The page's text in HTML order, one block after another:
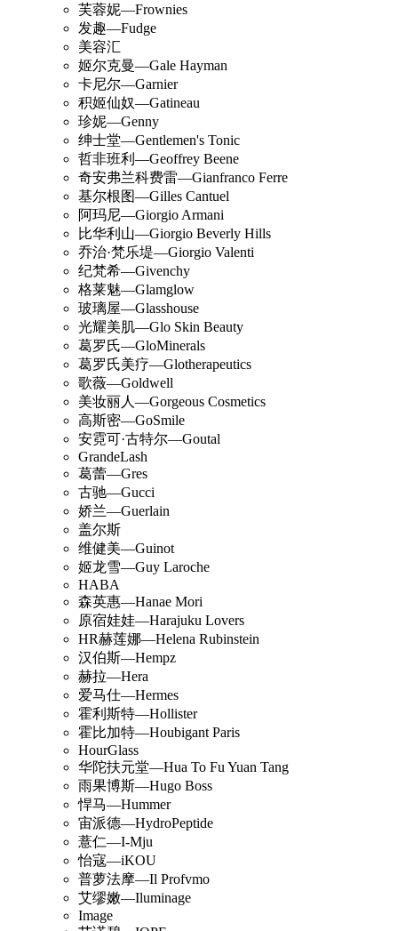
芙蓉妮—Frownies
发趣—Fudge
美容汇
姬尔克曼—Gale Hayman
卡尼尔—Garnier
积姬仙奴—Gatineau
珍妮—Genny
绅士堂—Gentlemen's Tonic
哲非班利—Geoffrey Beene
奇安弗兰科费雷—Gianfranco Ferre
基尔根图—Gilles Cantuel
阿玛尼—Giorgio Armani
比华利山—Giorgio Beverly Hills
乔治·梵乐堤—Giorgio Valenti
纪梵希—Givenchy
格莱魅—Glamglow
玻璃屋—Glasshouse
光耀美肌—Glo Skin Beauty
葛罗氏—GloMinerals
葛罗氏美疗—Glotherapeutics
歌薇—Goldwell
美妆丽人—Gorgeous Cosmetics
高斯密—GoSmile
安霓可·古特尔—Goutal
GrandeLash
葛蕾—Gres
古驰—Gucci
娇兰—Guerlain
盖尔斯
维健美—Guinot
姬龙雪—Guy Laroche
HABA
森英惠—Hanae Mori
原宿娃娃—Harajuku Lovers
HR赫莲娜—Helena Rubinstein
汉伯斯—Hempz
赫拉—Hera
爱马仕—Hermes
霍利斯特—Hollister
霍比加特—Houbigant Paris
HourGlass
华陀扶元堂—Hua To Fu Yuan Tang
雨果博斯—Hugo Boss
悍马—Hummer
宙派德—HydroPeptide
薏仁—I-Mju
怡寇—iKOU
普萝法摩—Il Profvmo
艾缪嫩—Iluminage
Image